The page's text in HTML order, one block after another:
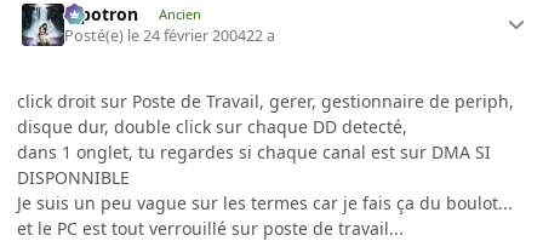
Pipotron Ancien
Posté(e) le 24 février 200422 a
click droit sur Poste de Travail, gerer, gestionnaire de periph,
disque dur, double click sur chaque DD detecté,
dans 1 onglet, tu regardes si chaque canal est sur DMA SI
DISPONNIBLE
Je suis un peu vague sur les termes car je fais ça du boulot...
et le PC est tout verrouillé sur poste de travail...